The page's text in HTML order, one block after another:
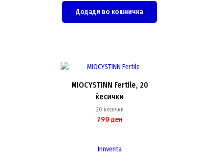
Додади во кошничка
MIOCYSTINN Fertile, 20
ќесички
20 ќесички
790 ден
Innventa